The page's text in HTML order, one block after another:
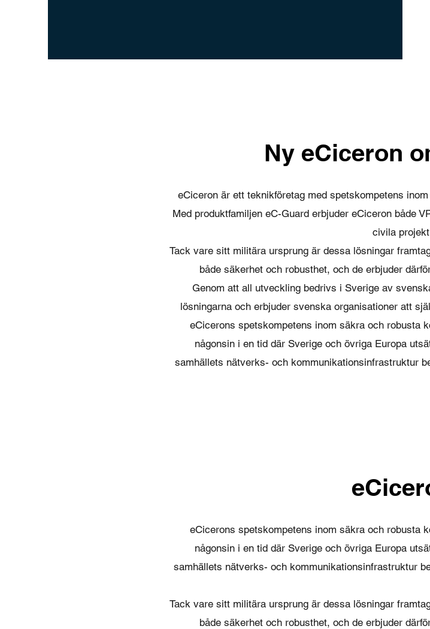
Ny eCiceron
eCiceron är ett teknikföretag med spetskompetens
Med produktfamiljen eC-Guard erbjuder eCiceron både
civila
Tack vare sitt militära ursprung är dessa lösningar
både säkerhet och robusthet, och de erbjuder
Genom att all utveckling bedrivs i Sverige av
lösningarna och erbjuder svenska organisationer att
eCicerons spetskompetens inom säkra och robusta
någonsin i en tid där Sverige och övriga Europa
samhällets nätverks- och kommunikationsinfrastruktur
eCicerons spetskompetens inom säkra och robusta
någonsin i en tid där Sverige och övriga Europa
samhällets nätverks- och kommunikationsinfrastruktur
Tack vare sitt militära ursprung är dessa lösningar
både säkerhet och robusthet, och de erbjuder